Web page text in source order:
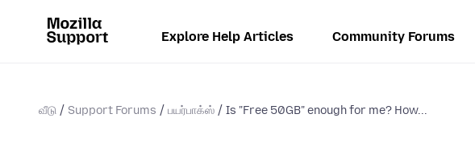
Explore Help Articles Community Forums
வீடு Support Forums பயர்பாக்ஸ் Is "Free 50GB" enough for me? How...